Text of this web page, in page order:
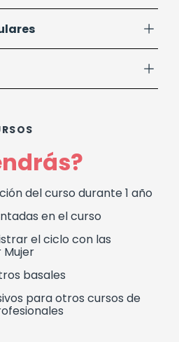
del curso durante 1 año
en el curso
el ciclo con las
Mujer
basales
para otros cursos de